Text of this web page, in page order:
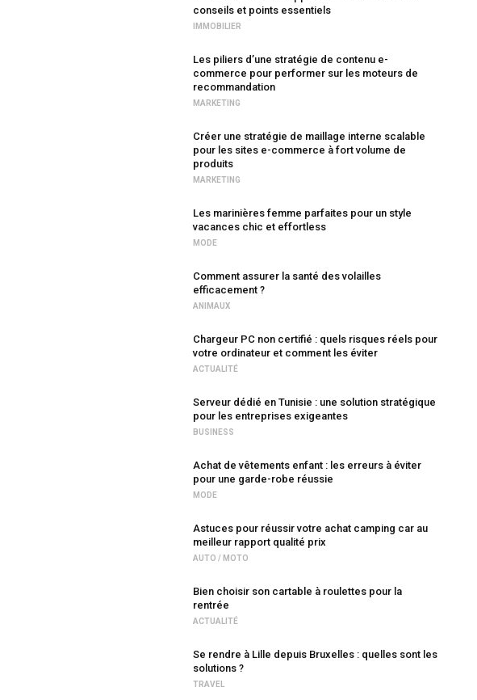
conseils et points essentiels
IMMOBILIER
Les piliers d’une stratégie de contenu e-
commerce pour performer sur les moteurs de
recommandation
MARKETING
Créer une stratégie de maillage interne scalable
pour les sites e-commerce à fort volume de
produits
MARKETING
Les marinières femme parfaites pour un style
vacances chic et effortless
MODE
Comment assurer la santé des volailles
efficacement ?
ANIMAUX
Chargeur PC non certifié : quels risques réels pour
votre ordinateur et comment les éviter
ACTUALITÉ
Serveur dédié en Tunisie : une solution stratégique
pour les entreprises exigeantes
BUSINESS
Achat de vêtements enfant : les erreurs à éviter
pour une garde-robe réussie
MODE
Astuces pour réussir votre achat camping car au
meilleur rapport qualité prix
AUTO / MOTO
Bien choisir son cartable à roulettes pour la
rentrée
ACTUALITÉ
Se rendre à Lille depuis Bruxelles : quelles sont les
solutions ?
TRAVEL